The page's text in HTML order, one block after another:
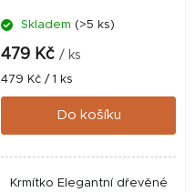
Skladem (>5 ks)
479 Kč / ks
Měrná
cena:
479 Kč / 1 ks
Do košíku
Krmítko Elegantní dřevěné